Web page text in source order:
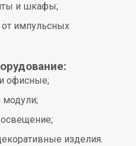
и шкафы;
от импульсных
офисные;
изделия.